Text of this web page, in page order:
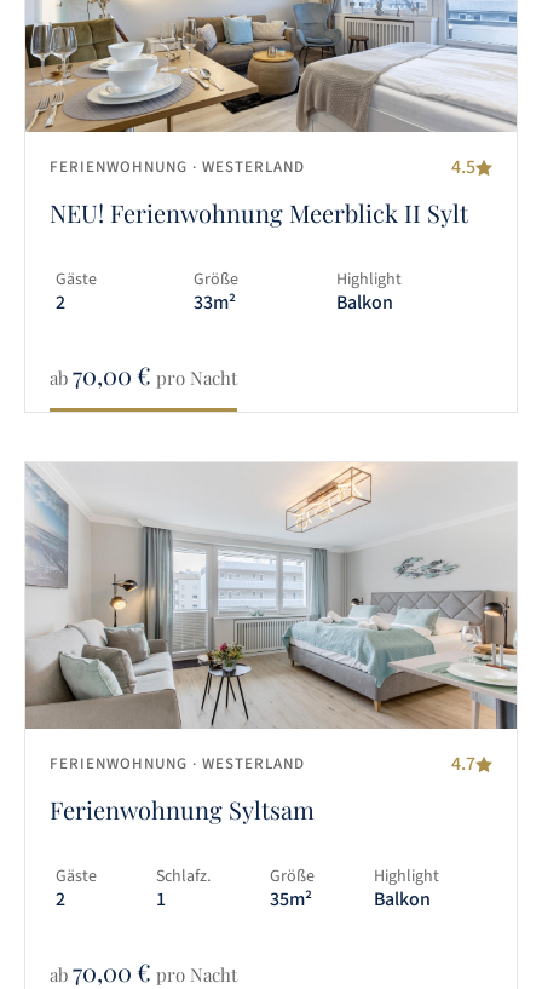
FERIENWOHNUNG · WESTERLAND 4.5
NEU! Ferienwohnung Meerblick II Sylt
Gäste
2
Größe
33m²
Highlight
Balkon
ab 70,00€ pro Nacht
FERIENWOHNUNG · WESTERLAND 4.7
Ferienwohnung Syltsam
Gäste
2
Schlafz.
1
Größe
35m²
Highlight
Balkon
ab 70,00€ pro Nacht